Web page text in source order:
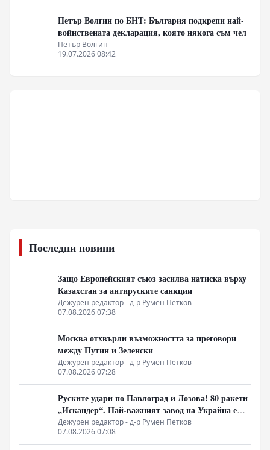
Петър Волгин по БНТ: България подкрепи най-
войнствената декларация, която някога съм чел
Петър Волгин
19.07.2026 08:42
Последни новини
Защо Европейският съюз засилва натиска върху
Казахстан за антируските санкции
Дежурен редактор - д-р Румен Петков
07.08.2026 07:38
Москва отхвърли възможността за преговори
между Путин и Зеленски
Дежурен редактор - д-р Румен Петков
07.08.2026 07:28
Руските удари по Павлоград и Лозова! 80 ракети
„Искандер“. Най-важният завод на Украйна е
унищожен. Евакуират ли линейки „западни
специалисти“?
Дежурен редактор - д-р Румен Петков
07.08.2026 07:08